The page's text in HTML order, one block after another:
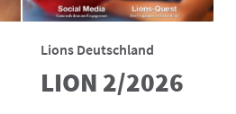
Lions Deutschland
LION 2/2026